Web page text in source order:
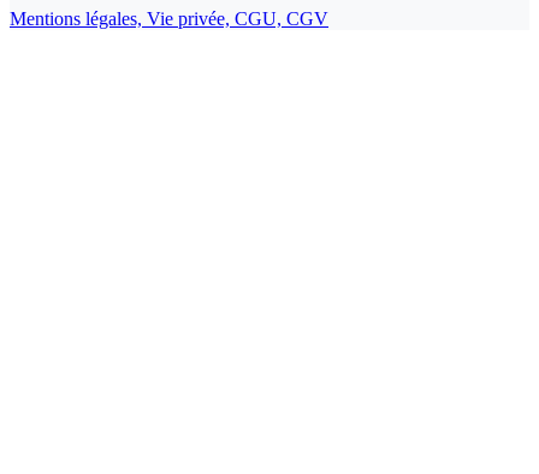
Mentions légales, Vie privée, CGU, CGV